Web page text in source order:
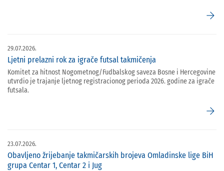
arrow_forward
29.07.2026.
Ljetni prelazni rok za igrače futsal takmičenja
Komitet za hitnost Nogometnog/Fudbalskog saveza Bosne i Hercegovine
utvrdio je trajanje ljetnog registracionog perioda 2026. godine za igrače
futsala.
arrow_forward
23.07.2026.
Obavljeno žrijebanje takmičarskih brojeva Omladinske lige BiH
grupa Centar 1, Centar 2 i Jug